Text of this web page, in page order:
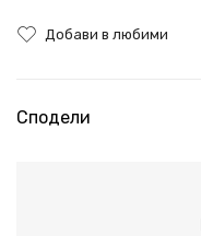
Добави в любими
Сподели